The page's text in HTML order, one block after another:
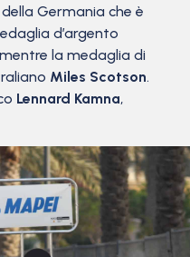
Germania che è
d’argento
la medaglia di
Miles Scotson.
Lennard Kamna,